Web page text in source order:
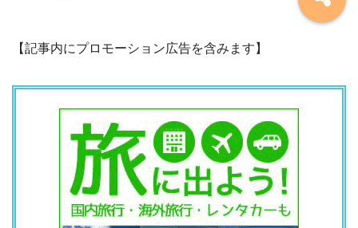
【記事内にプロモーション広告を含みます】